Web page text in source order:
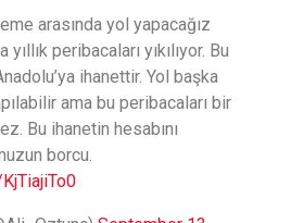
arasında yol yapacağız
peribacaları yıkılıyor. Bu
ihanettir. Yol başka
ama bu peribacaları bir
Bu ihanetin hesabını
borcu.